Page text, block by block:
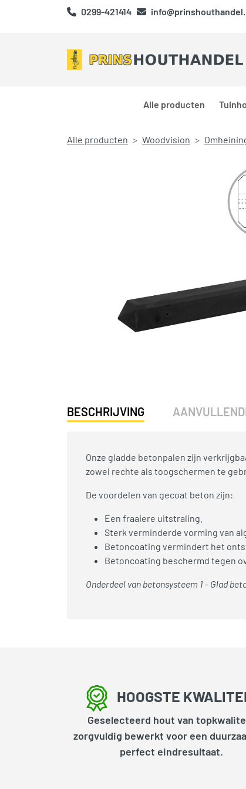
0299-421414
Alle producten
Alle producten Woodvision
BESCHRIJVING
Onze gladde betonpalen zijn
zowel rechte als toogschermen te
De voordelen van gecoat beton zijn:
Een fraaiere uitstraling.
Sterk verminderde vorming van
Betoncoating vermindert het
Betoncoating beschermd tegen
Onderdeel van betonsysteem 1 – Glad
HOOGSTE
Geselecteerd hout van
zorgvuldig bewerkt voor een
perfect eindresultaat.